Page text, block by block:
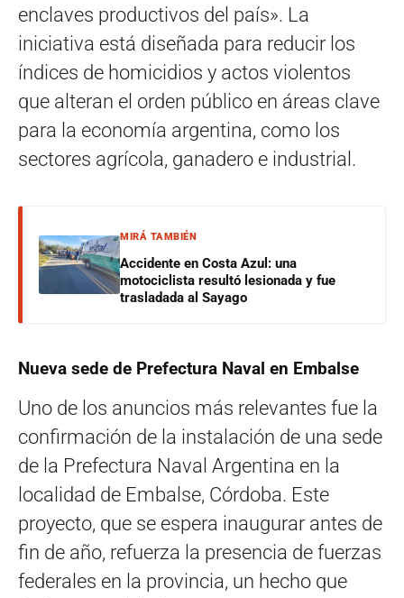
enclaves productivos del país». La
iniciativa está diseñada para reducir los
índices de homicidios y actos violentos
que alteran el orden público en áreas clave
para la economía argentina, como los
sectores agrícola, ganadero e industrial.
MIRÁ TAMBIÉN
Accidente en Costa Azul: una
motociclista resultó lesionada y fue
trasladada al Sayago
Nueva sede de Prefectura Naval en Embalse
Uno de los anuncios más relevantes fue la
confirmación de la instalación de una sede
de la Prefectura Naval Argentina en la
localidad de Embalse, Córdoba. Este
proyecto, que se espera inaugurar antes de
fin de año, refuerza la presencia de fuerzas
federales en la provincia, un hecho que